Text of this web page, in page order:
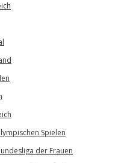
Spielen
der Frauen